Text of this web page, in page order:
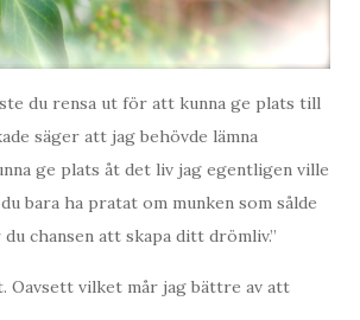
du rensa ut för att kunna ge plats till
säger att jag behövde lämna
ge plats åt det liv jag egentligen ville
bara ha pratat om munken som sålde
chansen att skapa ditt drömliv.”
Oavsett vilket mår jag bättre av att